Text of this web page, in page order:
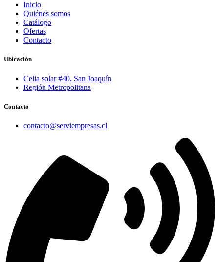
Inicio
Quiénes somos
Catálogo
Ofertas
Contacto
Ubicación
Celia solar #40, San Joaquín
Región Metropolitana
Contacto
contacto@serviempresas.cl